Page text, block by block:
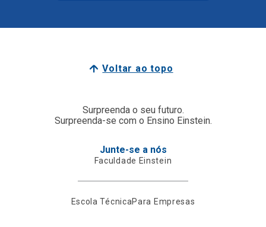
Voltar ao topo
Surpreenda o seu futuro.
Surpreenda-se com o Ensino Einstein.
Junte-se a nós
Faculdade Einstein
Escola TécnicaPara Empresas